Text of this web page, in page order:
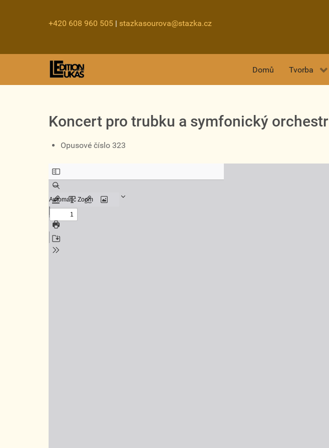
+420 608 960 505 | stazkasourova@stazka.cz
Domů Tvorba
Koncert pro trubku a symfonický orchestr
Opusové číslo 323